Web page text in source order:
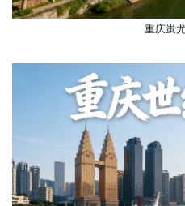
重庆蚩